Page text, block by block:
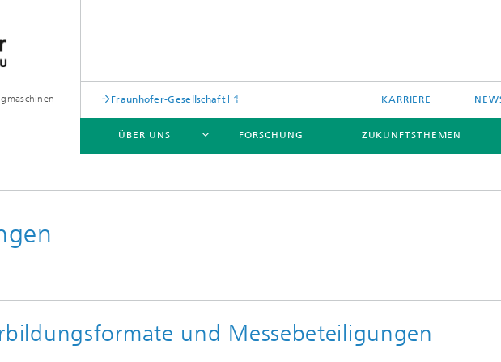
Fraunhofer-Gesellschaft KARRIERE
ÜBER UNS FORSCHUNG ZUKUNFTSTHEMEN
und Messebeteiligungen